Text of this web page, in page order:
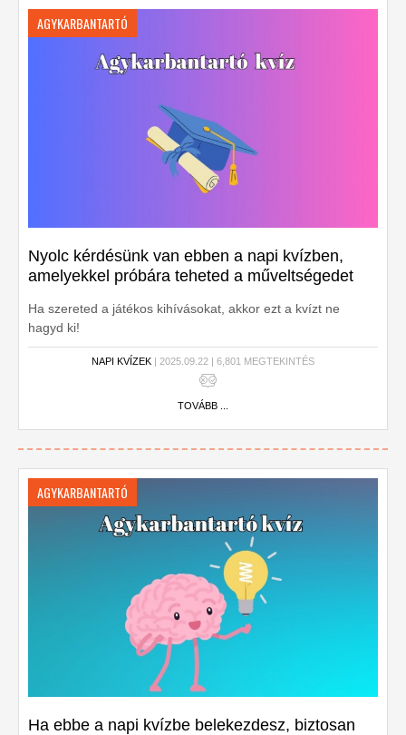
AGYKARBANTARTÓ
Nyolc kérdésünk van ebben a napi kvízben,
amelyekkel próbára teheted a műveltségedet
Ha szereted a játékos kihívásokat, akkor ezt a kvízt ne
hagyd ki!
NAPI KVÍZEK | 2025.09.22 | 6,801 MEGTEKINTÉS
TOVÁBB ...
AGYKARBANTARTÓ
Ha ebbe a napi kvízbe belekezdesz, biztosan